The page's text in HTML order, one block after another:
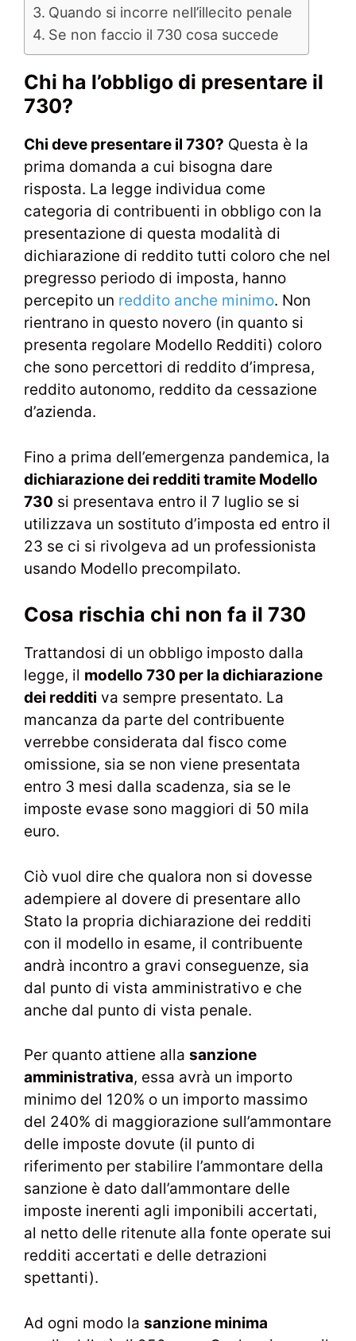
Quando si incorre nell’illecito penale
Se non faccio il 730 cosa succede
Chi ha l’obbligo di presentare il
730?
Chi deve presentare il 730? Questa è la
prima domanda a cui bisogna dare
risposta. La legge individua come
categoria di contribuenti in obbligo con la
presentazione di questa modalità di
dichiarazione di reddito tutti coloro che nel
pregresso periodo di imposta, hanno
percepito un reddito anche minimo. Non
rientrano in questo novero (in quanto si
presenta regolare Modello Redditi) coloro
che sono percettori di reddito d’impresa,
reddito autonomo, reddito da cessazione
d’azienda.
Fino a prima dell’emergenza pandemica, la
dichiarazione dei redditi tramite Modello
730 si presentava entro il 7 luglio se si
utilizzava un sostituto d’imposta ed entro il
23 se ci si rivolgeva ad un professionista
usando Modello precompilato.
Cosa rischia chi non fa il 730
Trattandosi di un obbligo imposto dalla
legge, il modello 730 per la dichiarazione
dei redditi va sempre presentato. La
mancanza da parte del contribuente
verrebbe considerata dal fisco come
omissione, sia se non viene presentata
entro 3 mesi dalla scadenza, sia se le
imposte evase sono maggiori di 50 mila
euro.
Ciò vuol dire che qualora non si dovesse
adempiere al dovere di presentare allo
Stato la propria dichiarazione dei redditi
con il modello in esame, il contribuente
andrà incontro a gravi conseguenze, sia
dal punto di vista amministrativo e che
anche dal punto di vista penale.
Per quanto attiene alla sanzione
amministrativa, essa avrà un importo
minimo del 120% o un importo massimo
del 240% di maggiorazione sull’ammontare
delle imposte dovute (il punto di
riferimento per stabilire l’ammontare della
sanzione è dato dall’ammontare delle
imposte inerenti agli imponibili accertati,
al netto delle ritenute alla fonte operate sui
redditi accertati e delle detrazioni
spettanti).
Ad ogni modo la sanzione minima